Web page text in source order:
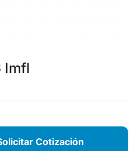
Imfl
Cotización